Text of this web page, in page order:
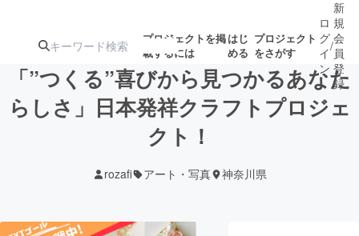
プロジェクトを掲
載するには
はじ
める
プロジェクト
をさがす
注目の新着プロ
募集終了が近いプ
ロ
グ
イ
ン
/
新
規
会
員
登
録
「”つくる”喜びから見つかるあなた
らしさ」日本発祥クラフトプロジェ
クト！
rozafi アート・写真 神奈川県